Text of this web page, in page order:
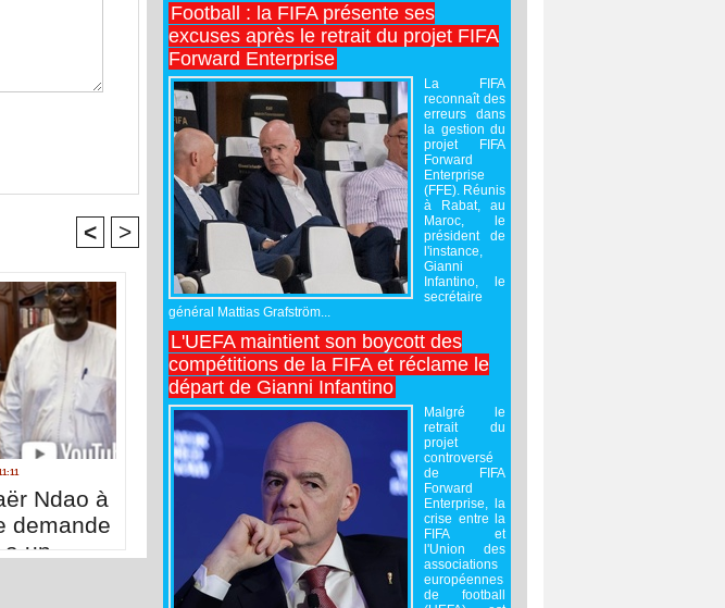
< >
Ndao à
demande
un
Football : la FIFA présente ses
excuses après le retrait du projet FIFA
Forward Enterprise
La FIFA
reconnaît des
erreurs dans
la gestion du
projet FIFA
Forward
Enterprise
(FFE). Réunis
à Rabat, au
Maroc, le
président de
l'instance,
Gianni
Infantino, le
secrétaire
général Mattias Grafström...
L'UEFA maintient son boycott des
compétitions de la FIFA et réclame le
départ de Gianni Infantino
Malgré le
retrait du
projet
controversé
de FIFA
Forward
Enterprise, la
crise entre la
FIFA et
l'Union des
associations
européennes
de football